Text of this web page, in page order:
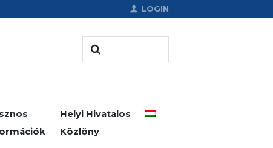
LOGIN
Helyi Hivatalos
Közlöny